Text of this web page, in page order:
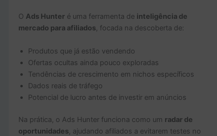
O Ads Hunteré uma ferramenta de inteligência de
mercado para afiliados, focada na descoberta de:
Produtos que já estão vendendo
Ofertas ocultas ainda pouco exploradas
Tendências de crescimento em nichos específicos
Dados reais de tráfego
Potencial de lucro antes de investir em anúncios
Na prática, o Ads Hunter funciona como um radar de
oportunidades, ajudando afiliados a evitarem testes no